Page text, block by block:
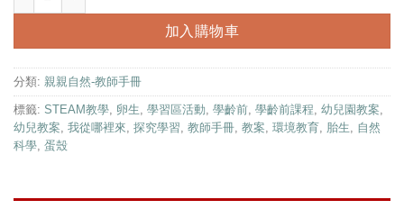
親
親
系
列
NT$400。NT$310。
加入購物車
分類: 親親自然-教師手冊
標籤: STEAM教學, 卵生, 學習區活動, 學齡前, 學齡前課程, 幼兒園教案,
幼兒教案, 我從哪裡來, 探究學習, 教師手冊, 教案, 環境教育, 胎生, 自然
科學, 蛋殼